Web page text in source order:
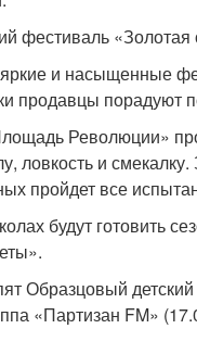
фестиваль «Золотая
и насыщенные
продавцы порадуют
Революции»
ловкость и
пройдет все
будут готовить
Образцовый
«Партизан FM»